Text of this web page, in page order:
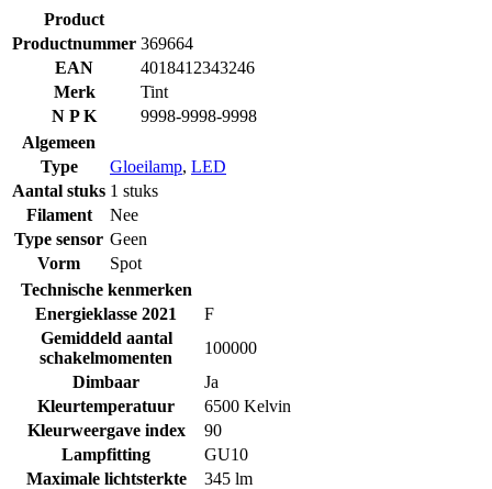
Product
Productnummer 369664
EAN
4018412343246
Merk
Tint
N P K
9998-9998-9998
Algemeen
Type
Gloeilamp, LED
Aantal stuks 1 stuks
Filament
Nee
Type sensor Geen
Vorm
Spot
Technische kenmerken
Energieklasse 2021
F
Gemiddeld aantal
schakelmomenten
100000
Dimbaar
Ja
Kleurtemperatuur
6500 Kelvin
Kleurweergave index
90
Lampfitting
GU10
Maximale lichtsterkte
345 lm